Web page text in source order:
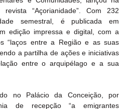
“Açorianidade”. Com 232
semestral, é publicada em
edição impressa e digital, com a
“laços entre a Região e as suas
a partilha de ações e iniciativas
entre o arquipélago e a sua
no Palácio da Conceição, por
de recepção “a emigrantes